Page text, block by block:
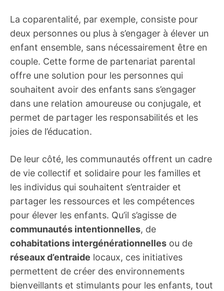
La coparentalité, par exemple, consiste pour
deux personnes ou plus à s’engager à élever un
enfant ensemble, sans nécessairement être en
couple. Cette forme de partenariat parental
offre une solution pour les personnes qui
souhaitent avoir des enfants sans s’engager
dans une relation amoureuse ou conjugale, et
permet de partager les responsabilités et les
joies de l’éducation.
De leur côté, les communautés offrent un cadre
de vie collectif et solidaire pour les familles et
les individus qui souhaitent s’entraider et
partager les ressources et les compétences
pour élever les enfants. Qu’il s’agisse de
communautés intentionnelles, de
cohabitations intergénérationnelles ou de
réseaux d’entraide locaux, ces initiatives
permettent de créer des environnements
bienveillants et stimulants pour les enfants, tout